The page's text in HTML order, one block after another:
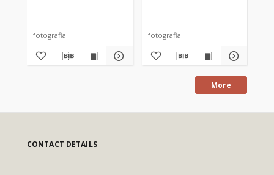
fotografia fotografia
More
CONTACT DETAILS